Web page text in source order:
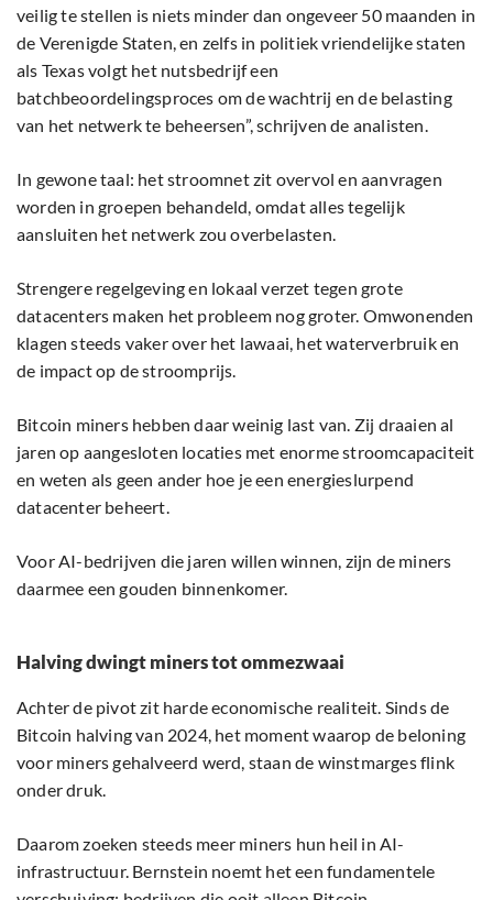
veilig te stellen is niets minder dan ongeveer 50 maanden in
de Verenigde Staten, en zelfs in politiek vriendelijke staten
als Texas volgt het nutsbedrijf een
batchbeoordelingsproces om de wachtrij en de belasting
van het netwerk te beheersen”, schrijven de analisten.
In gewone taal: het stroomnet zit overvol en aanvragen
worden in groepen behandeld, omdat alles tegelijk
aansluiten het netwerk zou overbelasten.
Strengere regelgeving en lokaal verzet tegen grote
datacenters maken het probleem nog groter. Omwonenden
klagen steeds vaker over het lawaai, het waterverbruik en
de impact op de stroomprijs.
Bitcoin miners hebben daar weinig last van. Zij draaien al
jaren op aangesloten locaties met enorme stroomcapaciteit
en weten als geen ander hoe je een energieslurpend
datacenter beheert.
Voor AI-bedrijven die jaren willen winnen, zijn de miners
daarmee een gouden binnenkomer.
Halving dwingt miners tot ommezwaai
Achter de pivot zit harde economische realiteit. Sinds de
Bitcoin halving van 2024, het moment waarop de beloning
voor miners gehalveerd werd, staan de winstmarges flink
onder druk.
Daarom zoeken steeds meer miners hun heil in AI-
infrastructuur. Bernstein noemt het een fundamentele